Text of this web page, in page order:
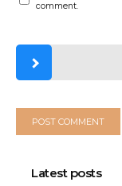
comment.
Latest posts